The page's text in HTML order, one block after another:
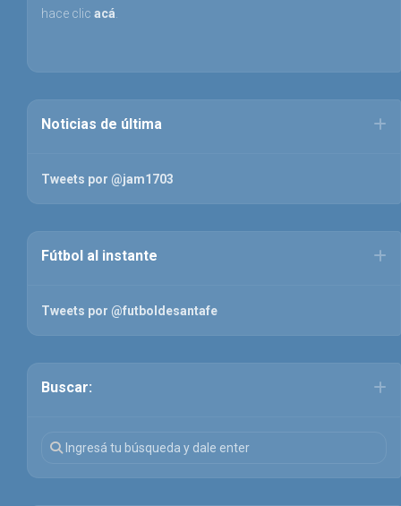
hace clic acá
Noticias de última
Tweets por @jam1703
Fútbol al instante
Tweets por @futboldesantafe
Buscar: